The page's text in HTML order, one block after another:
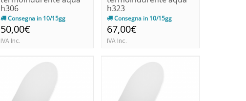
h306
Consegna in 10/15gg
50,00€
IVA Inc.
h323
Consegna in 10/15gg
67,00€
IVA Inc.